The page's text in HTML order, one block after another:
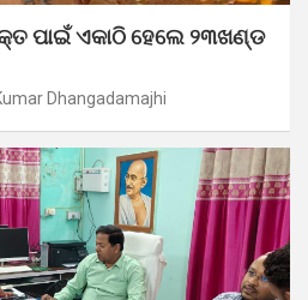
ପାଇଁ ଏକାଠି ହେଲେ ୨୩ଖଣ୍ଡ
Dhangadamajhi